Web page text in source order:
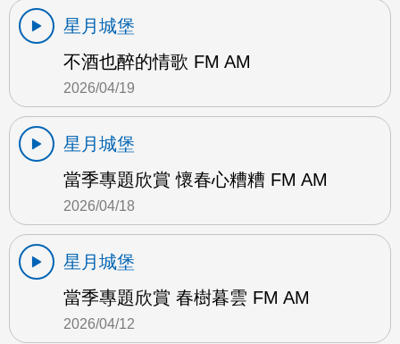
星月城堡
不酒也醉的情歌 FM AM
2026/04/19
星月城堡
當季專題欣賞 懷春心糟糟 FM AM
2026/04/18
星月城堡
當季專題欣賞 春樹暮雲 FM AM
2026/04/12